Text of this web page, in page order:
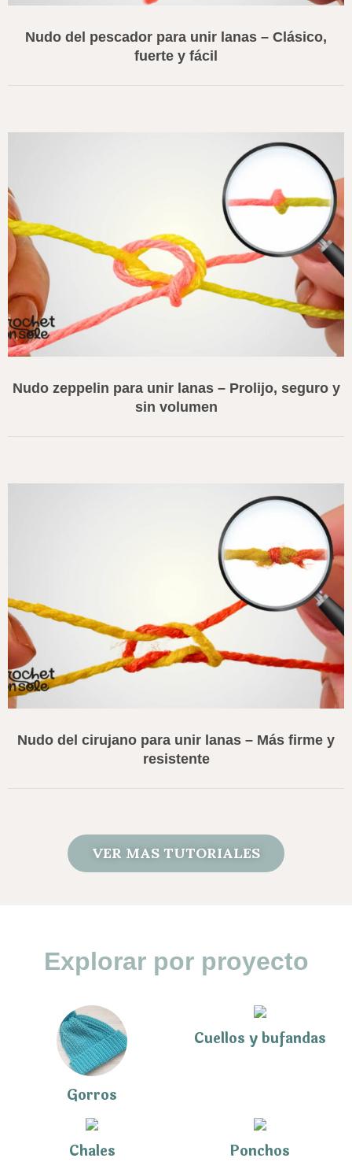
Nudo del pescador para unir lanas – Clásico,
fuerte y fácil
Nudo zeppelin para unir lanas – Prolijo, seguro y
sin volumen
Nudo del cirujano para unir lanas – Más firme y
resistente
VER MAS TUTORIALES
Explorar por proyecto
Gorros
Cuellos y bufandas
Chales Ponchos